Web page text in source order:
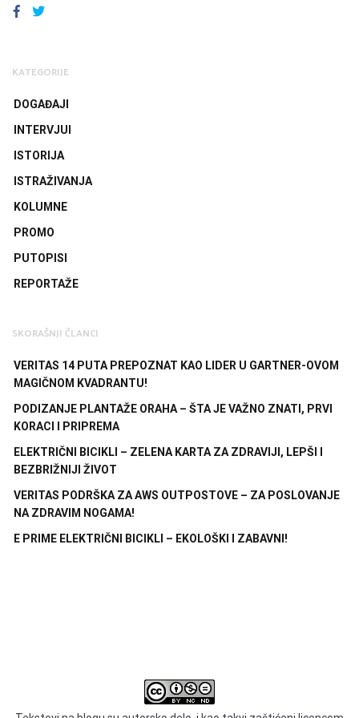
FACEBOOK
TWITTER
KATEGORIJE
DOGAĐAJI
INTERVJUI
ISTORIJA
ISTRAŽIVANJA
KOLUMNE
PROMO
PUTOPISI
REPORTAŽE
SKORAŠNJI ČLANCI
VERITAS 14 PUTA PREPOZNAT KAO LIDER U GARTNER-OVOM
MAGIČNOM KVADRANTU!
PODIZANJE PLANTAŽE ORAHA – ŠTA JE VAŽNO ZNATI, PRVI
KORACI I PRIPREMA
ELEKTRIČNI BICIKLI – ZELENA KARTA ZA ZDRAVIJI, LEPŠI I
BEZBRIŽNIJI ŽIVOT
VERITAS PODRŠKA ZA AWS OUTPOSTOVE – ZA POSLOVANJE
NA ZDRAVIM NOGAMA!
E PRIME ELEKTRIČNI BICIKLI – EKOLOŠKI I ZABAVNI!